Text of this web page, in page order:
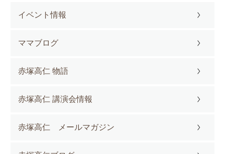
イベント情報
ママブログ
赤塚高仁 物語
赤塚高仁 講演会情報
赤塚高仁 メールマガジン